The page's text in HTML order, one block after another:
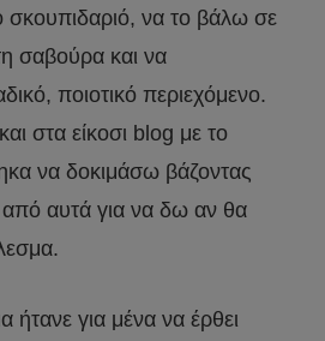
να το βάλω σε
σαβούρα και να
ποιοτικό περιεχόμενο.
στα είκοσι blog με το
να δοκιμάσω βάζοντας
αυτά για να δω αν θα
ήτανε για μένα να έρθει